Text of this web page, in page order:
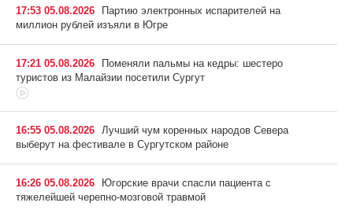
17:53 05.08.2026
Партию электронных испарителей на
миллион рублей изъяли в Югре
17:21 05.08.2026
Поменяли пальмы на кедры: шестеро
туристов из Малайзии посетили Сургут
16:55 05.08.2026 Лучший чум коренных народов Севера
выберут на фестивале в Сургутском районе
16:26 05.08.2026
Югорские врачи спасли пациента с
тяжелейшей черепно-мозговой травмой